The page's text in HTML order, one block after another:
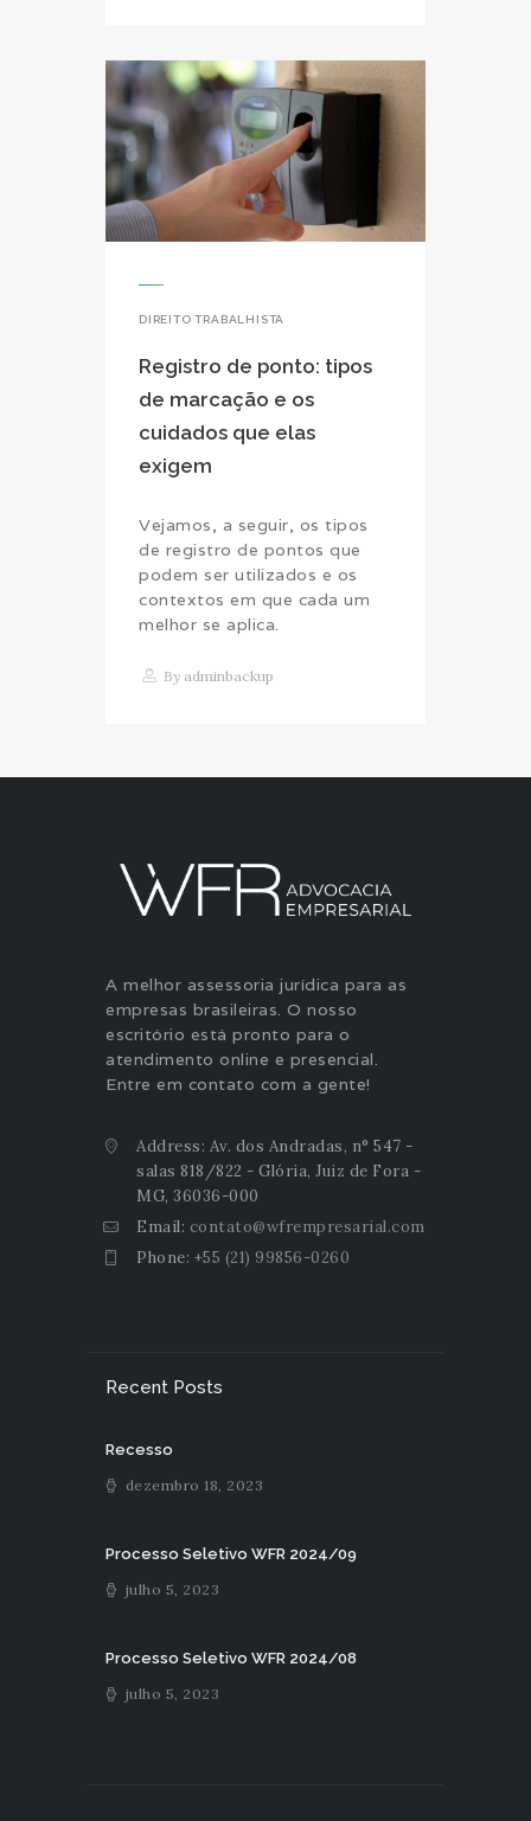
DIREITO TRABALHISTA
Registro de ponto: tipos
de marcação e os
cuidados que elas
exigem
Vejamos, a seguir, os tipos
de registro de pontos que
podem ser utilizados e os
contextos em que cada um
melhor se aplica.
By adminbackup
A melhor assessoria jurídica para as
empresas brasileiras. O nosso
escritório está pronto para o
atendimento online e presencial.
Entre em contato com a gente!
Address: Av. dos Andradas, n° 547 -
salas 818/822 - Glória, Juiz de Fora -
MG, 36036-000
Email: contato@wfrempresarial.com
Phone: +55 (21) 99856-0260
Recent Posts
Recesso
dezembro 18, 2023
Processo Seletivo WFR 2024/09
julho 5, 2023
Processo Seletivo WFR 2024/08
julho 5, 2023